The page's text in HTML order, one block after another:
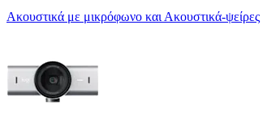
Ακουστικά με μικρόφωνο και Ακουστικά-ψείρες